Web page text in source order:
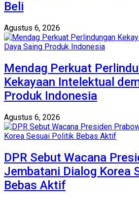
Beli
Agustus 6, 2026
Mendag Perkuat
Kekayaan Intelektual
Produk Indonesia
Agustus 6, 2026
DPR Sebut Wacana
Jembatani Dialog Korea
Bebas Aktif